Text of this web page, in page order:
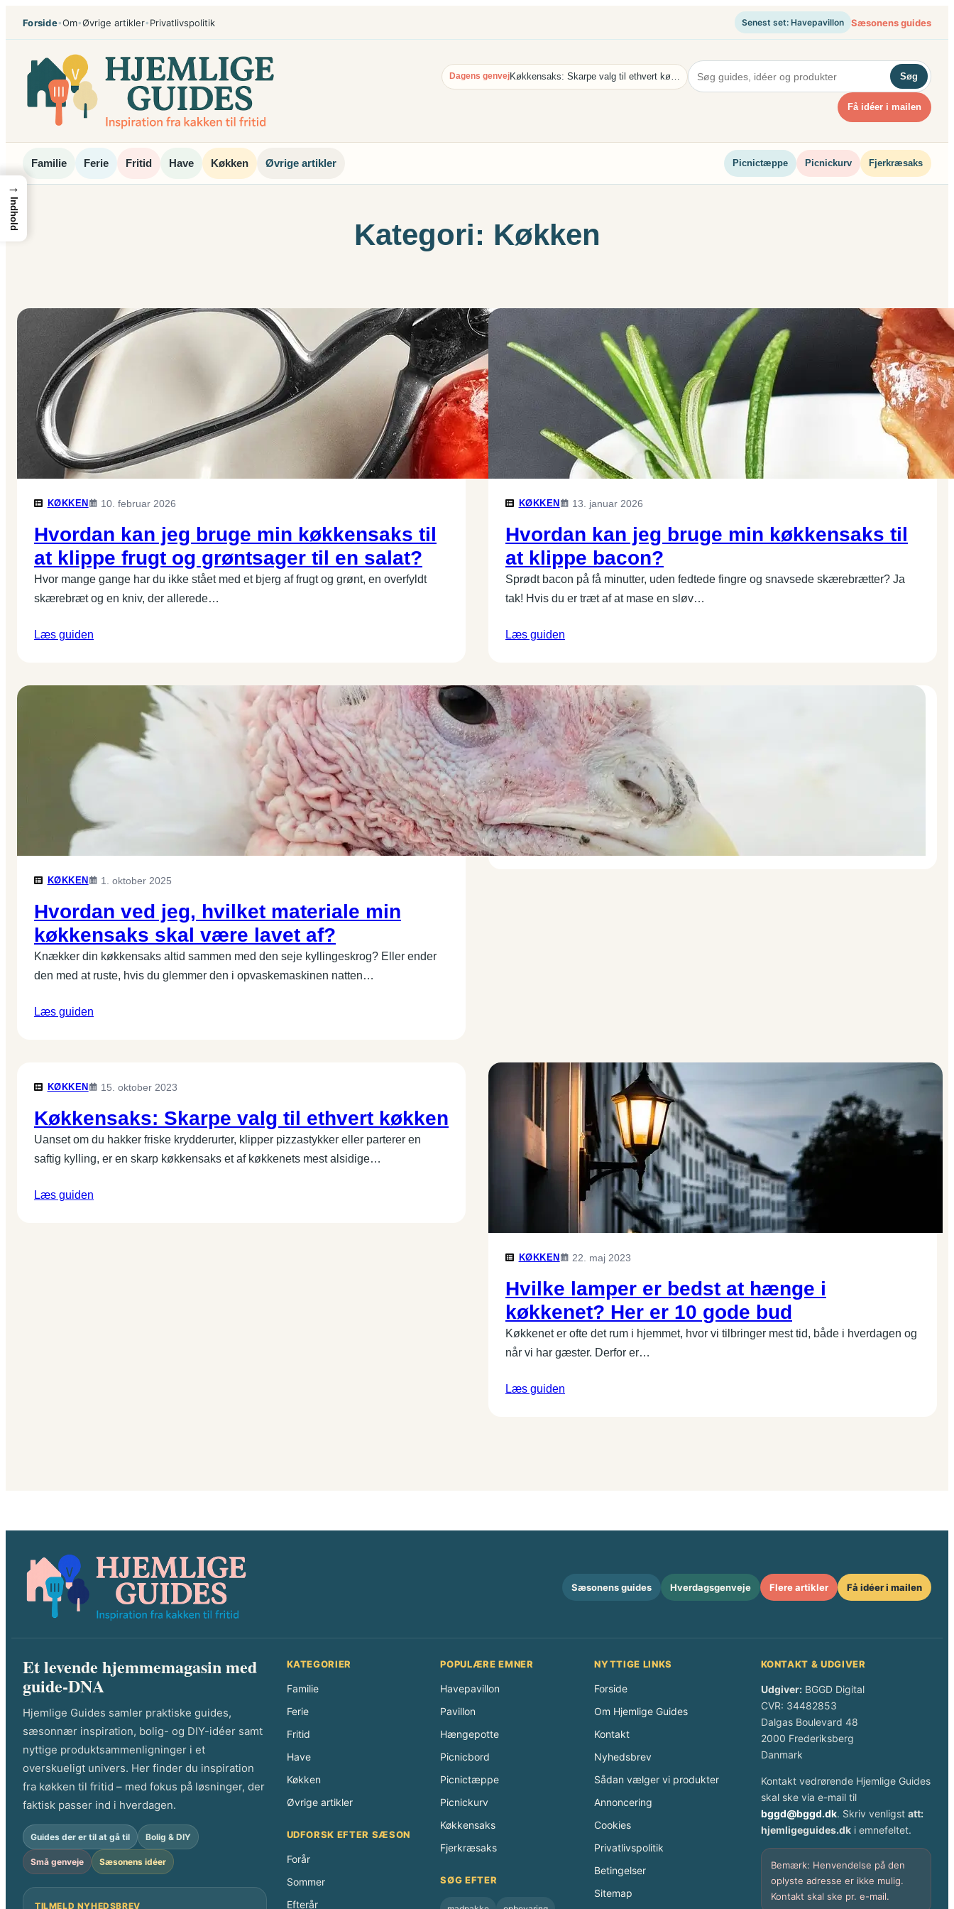
Forside•Om•Øvrige artikler• Privatlivspolitik Senest set: Havepavillon Sæsonens guides
Dagens genvej Søg
Få idéer i mailen
Familie Ferie Fritid Have Køkken Øvrige artikler Picnictæppe Picnickurv Fjerkræsaks
Kategori: Køkken
KØKKEN 10. februar 2026
Hvordan kan jeg bruge min køkkensaks til
at klippe frugt og grøntsager til en salat?
Hvor mange gange har du ikke stået med et bjerg af frugt og grønt, en overfyldt
skærebræt og en kniv, der allerede…
Læs guiden
KØKKEN 13. januar 2026
Hvordan kan jeg bruge min køkkensaks til
at klippe bacon?
Sprødt bacon på få minutter, uden fedtede fingre og snavsede skærebrætter? Ja
tak! Hvis du er træt af at mase en sløv…
Læs guiden
KØKKEN 1. oktober 2025
Hvordan ved jeg, hvilket materiale min
køkkensaks skal være lavet af?
Knækker din køkkensaks altid sammen med den seje kyllingeskrog? Eller ender
den med at ruste, hvis du glemmer den i opvaskemaskinen natten…
Læs guiden
KØKKEN 15. oktober 2023
Fjerkræsaks: Find den perfekte
køkkensaks til dit fjerkræ
En sprød ovnstegt kylling eller en saftig andesteg bliver kun bedre, når du kan
partere den hurtigt og sikkert direkte ved bordet.…
Læs guiden
KØKKEN 15. oktober 2023
Køkkensaks: Skarpe valg til ethvert køkken
Uanset om du hakker friske krydderurter, klipper pizzastykker eller parterer en
saftig kylling, er en skarp køkkensaks et af køkkenets mest alsidige…
Læs guiden
KØKKEN 22. maj 2023
Hvilke lamper er bedst at hænge i
køkkenet? Her er 10 gode bud
Køkkenet er ofte det rum i hjemmet, hvor vi tilbringer mest tid, både i hverdagen og
når vi har gæster. Derfor er…
Læs guiden
Sæsonens guides Hverdagsgenveje Flere artikler Få idéer i mailen
Et levende hjemmemagasin med
guide-DNA
Hjemlige Guides samler praktiske guides,
sæsonnær inspiration, bolig- og DIY-idéer samt
nyttige produktsammenligninger i et
overskueligt univers. Her finder du inspiration
fra køkken til fritid – med fokus på løsninger, der
faktisk passer ind i hverdagen.
Guides der er til at gå til Bolig & DIY
Små genveje Sæsonens idéer
TILMELD NYHEDSBREV
KATEGORIER
Familie
Ferie
Fritid
Have
Køkken
Øvrige artikler
UDFORSK EFTER SÆSON
Forår
Sommer
Efterår
POPULÆRE EMNER
Havepavillon
Pavillon
Hængepotte
Picnicbord
Picnictæppe
Picnickurv
Køkkensaks
Fjerkræsaks
SØG EFTER
NYTTIGE LINKS
Forside
Om Hjemlige Guides
Kontakt
Nyhedsbrev
Sådan vælger vi produkter
Annoncering
Cookies
Privatlivspolitik
Betingelser
Sitemap
KONTAKT & UDGIVER
Udgiver:BGGD Digital
CVR: 34482853
Dalgas Boulevard 48
2000 Frederiksberg
Danmark
Kontakt vedrørende Hjemlige Guides
skal ske via e-mail til
bggd@bggd.dk. Skriv venligst att:
hjemligeguides.dki emnefeltet.
Bemærk: Henvendelse på den
oplyste adresse er ikke mulig.
Kontakt skal ske pr. e-mail.
→
Indhold